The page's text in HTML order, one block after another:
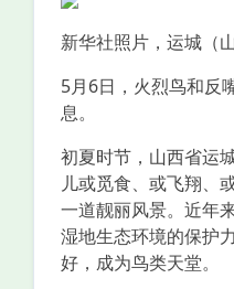
新华社照片，运城（
5月6日，火烈鸟和反
息。
初夏时节，山西省运
儿或觅食、或飞翔、
一道靓丽风景。近年
湿地生态环境的保护
好，成为鸟类天堂。